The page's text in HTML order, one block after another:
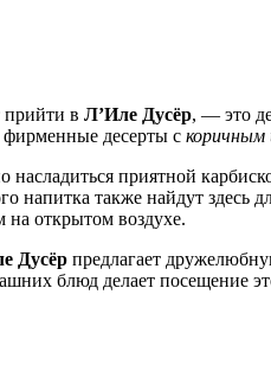
прийти в Л’Иле Дусёр, — это
фирменные десерты с коричным
приятной
напитка также найдут здесь
на открытом воздухе.
Дусёр предлагает
блюд делает посещение